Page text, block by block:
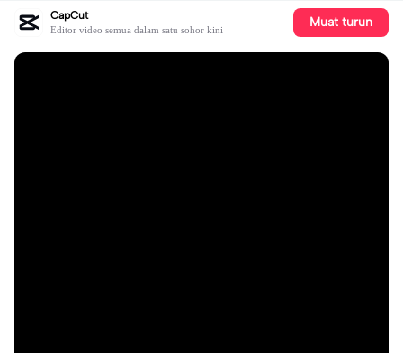
CapCut
Editor video semua dalam satu sohor kini Muat turun